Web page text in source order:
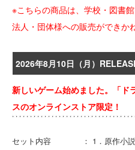
※こちらの商品は、学校・図書
法人・団体様への販売ができか
2026年8月10日（月）
新しいゲーム始めました。「
スのオンラインストア限定！
セット内容 ： 1．原作小説第